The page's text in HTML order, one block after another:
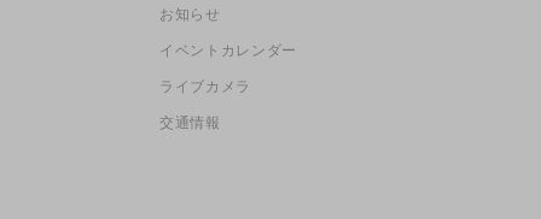
お知らせ
イベントカレンダー
ライブカメラ
交通情報